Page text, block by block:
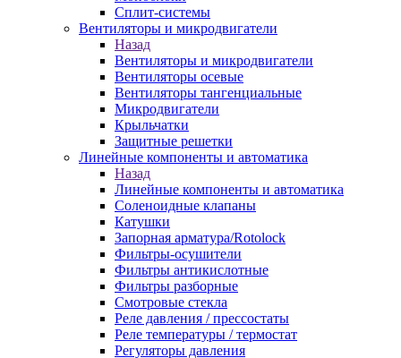
Сплит-системы
Вентиляторы и микродвигатели
Назад
Вентиляторы и микродвигатели
Вентиляторы осевые
Вентиляторы тангенциальные
Микродвигатели
Крыльчатки
Защитные решетки
Линейные компоненты и автоматика
Назад
Линейные компоненты и автоматика
Соленоидные клапаны
Катушки
Запорная арматура/Rotolock
Фильтры-осушители
Фильтры антикислотные
Фильтры разборные
Смотровые стекла
Реле давления / прессостаты
Реле температуры / термостат
Регуляторы давления